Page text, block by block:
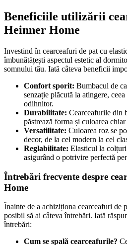
Beneficiile utilizării
Heinner Home
Investind în cearceafuri de pat cu
îmbunătățești aspectul estetic al
somnului tău. Iată câteva beneficii
Confort sporit: Bumbacul de
senzație plăcută la atingere,
odihnitor.
Durabilitate: Cearceafurile din
păstrează forma și culoarea
Versatilitate: Culoarea roz se
decor, de la cel modern la cel
Reglabilitate: Elasticul la colțuri
asigurând o potrivire perfectă
Întrebări frecvente despre
Home
Înainte de a achiziționa cearceafuri de
posibil să ai câteva întrebări. Iată
întrebări:
Cum se spală cearceafurile?